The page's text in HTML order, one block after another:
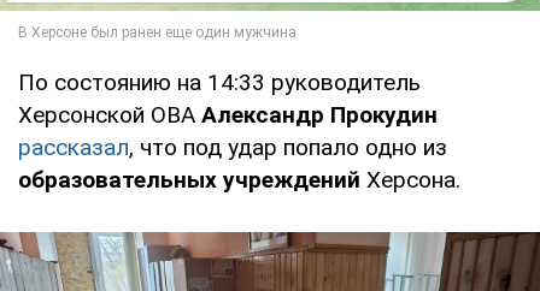
По состоянию на 14:33 руководитель
Херсонской ОВА Александр Прокудин
рассказал, что под удар попало одно из
образовательных учреждений Херсона.